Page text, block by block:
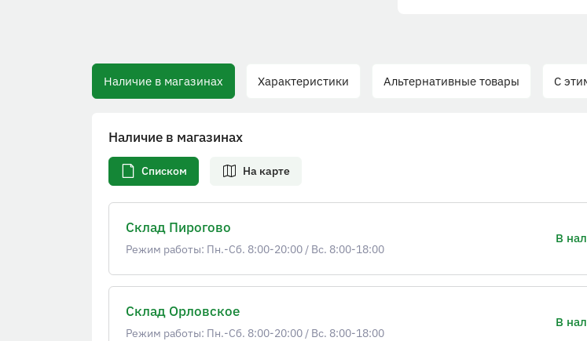
Наличие в магазинах Характеристики Альтернативные товары С
Наличие в магазинах
Списком На карте
Склад Пирогово
Режим работы: Пн.-Сб. 8:00-20:00 / Вс. 8:00-18:00
В
Склад Орловское
Режим работы: Пн.-Сб. 8:00-20:00 / Вс. 8:00-18:00
В